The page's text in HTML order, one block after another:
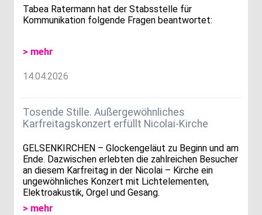
Tabea Ratermann hat der Stabsstelle für
Kommunikation folgende Fragen beantwortet:
> mehr
14.04.2026
Tosende Stille. Außergewöhnliches
Karfreitagskonzert erfüllt Nicolai-Kirche
GELSENKIRCHEN – Glockengeläut zu Beginn und am
Ende. Dazwischen erlebten die zahlreichen Besucher
an diesem Karfreitag in der Nicolai – Kirche ein
ungewöhnliches Konzert mit Lichtelementen,
Elektroakustik, Orgel und Gesang.
> mehr